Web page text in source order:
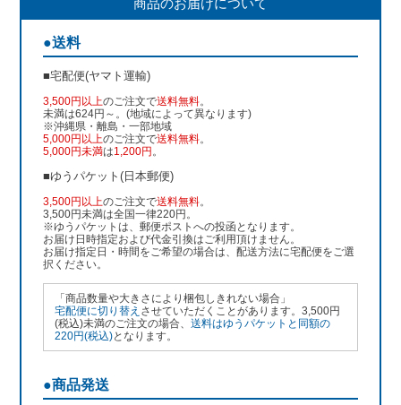
●送料
■宅配便(ヤマト運輸)
3,500円以上のご注文で送料無料。
未満は624円～。(地域によって異なります)
※沖縄県・離島・一部地域
5,000円以上のご注文で送料無料。
5,000円未満は1,200円 。
■ゆうパケット(日本郵便)
3,500円以上のご注文で送料無料。
3,500円未満は全国一律220円。
※ゆうパケットは、郵便ポストへの投函となります。
お届け日時指定および代金引換はご利用頂けません。
お届け指定日・時間をご希望の場合は、配送方法に宅配便をご選
択ください。
「商品数量や大きさにより梱包しきれない場合」
宅配便に切り替え させていただくことがあります。3,500円
(税込)未満のご注文の場合、送料はゆうパケットと同額の
220円(税込)となります。
●商品発送